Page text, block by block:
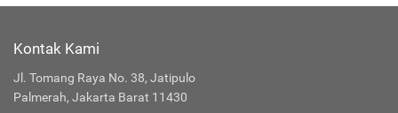
Kontak Kami
Jl. Tomang Raya No. 38, Jatipulo
Palmerah, Jakarta Barat 11430